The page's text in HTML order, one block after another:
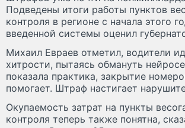
Подведены итоги работы пунктов
контроля в регионе с начала этого
введенной системы оценил
Михаил Евраев отметил, водители
хитрости, пытаясь обмануть
показала практика, закрытие
помогает. Штраф настигает
Окупаемость затрат на пункты
контроля теперь также понятна,